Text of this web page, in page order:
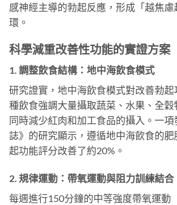
感神經主導的勃起反應，形成「越焦
環。
科學減重改善性功能的實證方案
1. 調整飲食結構：地中海飲食模式
研究證實，地中海飲食模式對改善勃
種飲食強調大量攝取蔬菜、水果、全穀
同時減少紅肉和加工食品的攝入。一
誌》的研究顯示，遵循地中海飲食的
起功能評分改善了約20%。
2. 規律運動：帶氧運動與阻力訓練結合
每週進行150分鐘的中等強度帶氧運動